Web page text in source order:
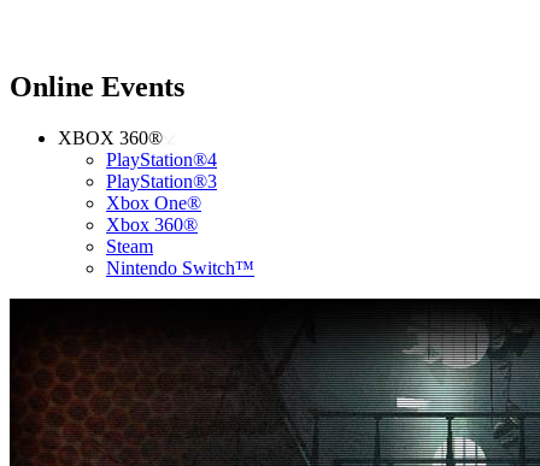
Online Events
XBOX 360®
PlayStation®4
PlayStation®3
Xbox One®
Xbox 360®
Steam
Nintendo Switch™